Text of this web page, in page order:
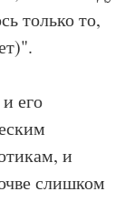
только то,
его
и
слишком